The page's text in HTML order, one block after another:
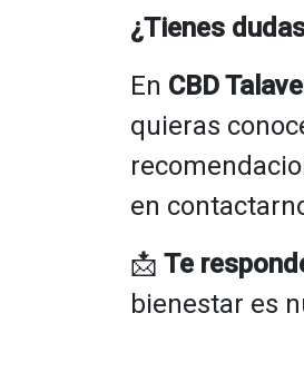
¿Tienes
En CBD
quieras
en
📩 Te
bienestar es